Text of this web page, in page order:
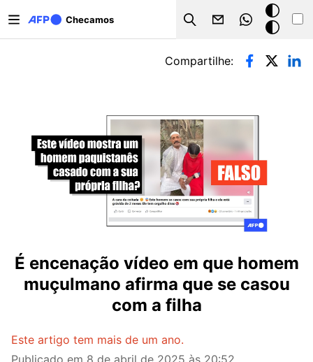
Checamos
Search
Modo
escuro
Abas primárias
Compartilhe:
É encenação vídeo em que homem
muçulmano afirma que se casou
com a filha
Este artigo tem mais de um ano.
Publicado em 8 de abril de 2025 às 20:52